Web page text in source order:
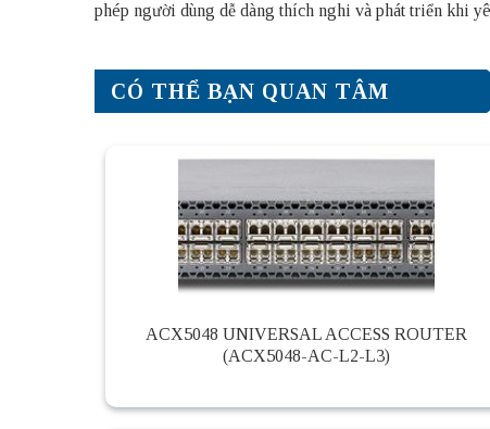
phép người dùng dễ dàng thích nghi và phát triển khi
CÓ THỂ BẠN QUAN TÂM
ACX5048 UNIVERSAL ACCESS ROUTER
(ACX5048-AC-L2-L3)